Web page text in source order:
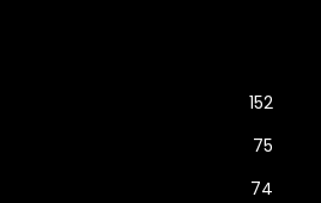
152
75
74